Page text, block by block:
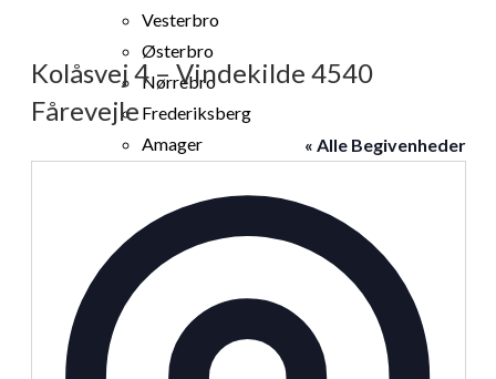
Vesterbro
Østerbro
Nørrebro
Frederiksberg
Amager
Loppemarked i dag
Julemarkeder 2026
Dit loppemarked
Kolåsvej 4 – Vindekilde 4540
Fårevejle
« Alle Begivenheder